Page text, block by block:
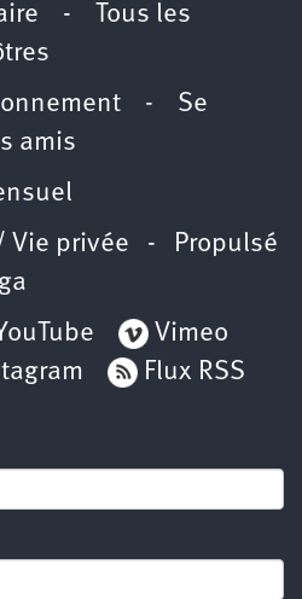
-
Tous les
- Se
amis
Vie privée - Propulsé
Vimeo
Flux RSS